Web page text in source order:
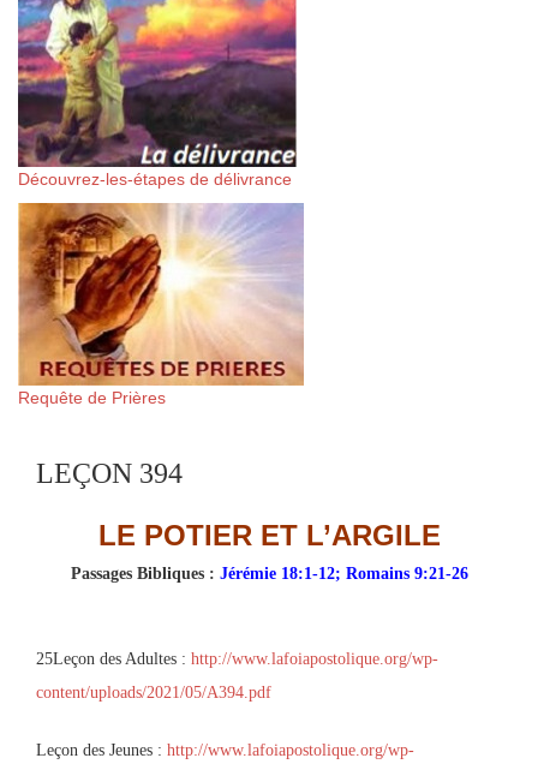
Découvrez-les-étapes de délivrance
Requête de Prières
LEÇON 394
LE POTIER ET L’ARGILE
Passages Bibliques : Jérémie 18:1-12; Romains 9:21-26
25Leçon des Adultes : http://www.lafoiapostolique.org/wp-
content/uploads/2021/05/A394.pdf
Leçon des Jeunes : http://www.lafoiapostolique.org/wp-